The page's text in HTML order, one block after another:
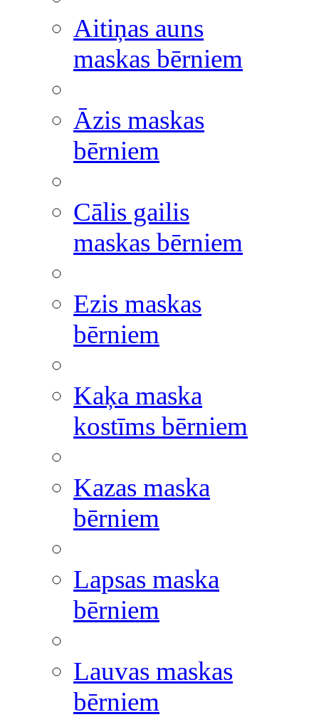
Aitiņas auns
maskas bērniem
Āzis maskas
bērniem
Cālis gailis
maskas bērniem
Ezis maskas
bērniem
Kaķa maska
kostīms bērniem
Kazas maska
bērniem
Lapsas maska
bērniem
Lauvas maskas
bērniem